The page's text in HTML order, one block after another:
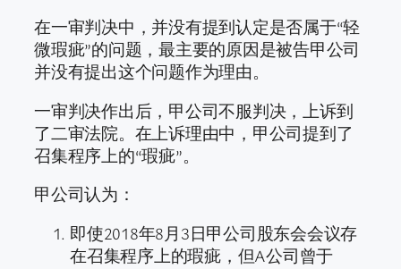
在一审判决中，并没有提到认定是否属于“轻
微瑕疵”的问题，最主要的原因是被告甲公司
并没有提出这个问题作为理由。
一审判决作出后，甲公司不服判决，上诉到
了二审法院。在上诉理由中，甲公司提到了
召集程序上的“瑕疵”。
甲公司认为：
即使2018年8月3日甲公司股东会会议存
在召集程序上的瑕疵，但A公司曾于